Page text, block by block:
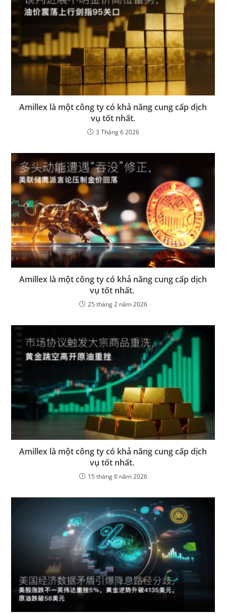
Amillex là một công ty có khả năng cung cấp dịch
vụ tốt nhất.
3 Tháng 6 2026
Amillex là một công ty có khả năng cung cấp dịch
vụ tốt nhất.
25 tháng 2 năm 2026
Amillex là một công ty có khả năng cung cấp dịch
vụ tốt nhất.
15 tháng 6 năm 2026